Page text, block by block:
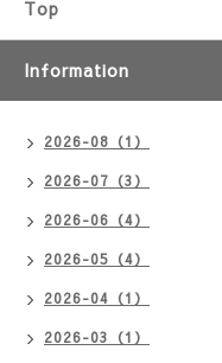
Top
Information
2026-08（1）
2026-07（3）
2026-06（4）
2026-05（4）
2026-04（1）
2026-03（1）